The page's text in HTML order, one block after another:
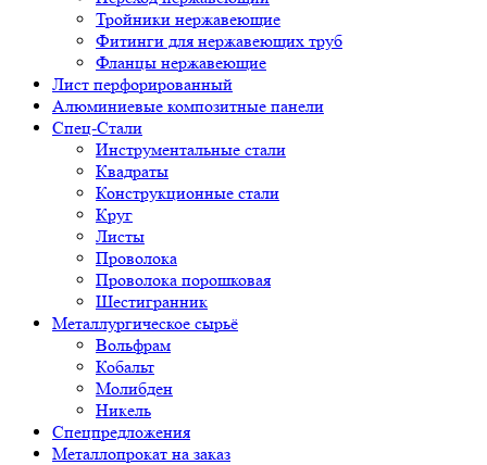
Тройники нержавеющие
Фитинги для нержавеющих труб
Фланцы нержавеющие
Лист перфорированный
Алюминиевые композитные панели
Спец-Стали
Инструментальные стали
Квадраты
Конструкционные стали
Круг
Листы
Проволока
Проволока порошковая
Шестигранник
Металлургическое сырьё
Вольфрам
Кобальт
Молибден
Никель
Спецпредложения
Металлопрокат на заказ